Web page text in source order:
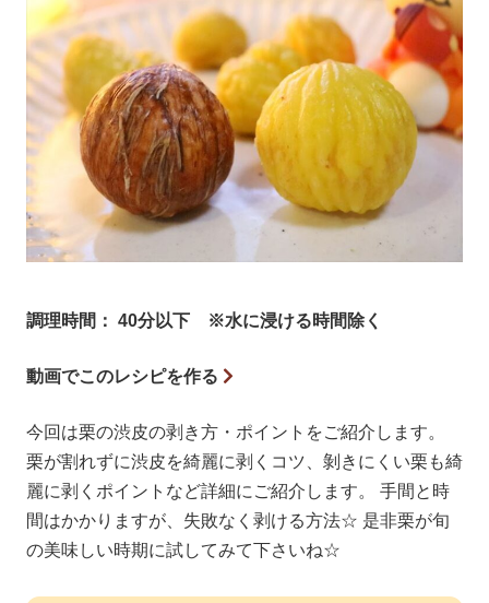
調理時間： 40分以下 ※水に浸ける時間除く
動画でこのレシピを作る
今回は栗の渋皮の剥き方・ポイントをご紹介します。
栗が割れずに渋皮を綺麗に剥くコツ、剝きにくい栗も綺
麗に剥くポイントなど詳細にご紹介します。 手間と時
間はかかりますが、失敗なく剥ける方法☆ 是非栗が旬
の美味しい時期に試してみて下さいね☆